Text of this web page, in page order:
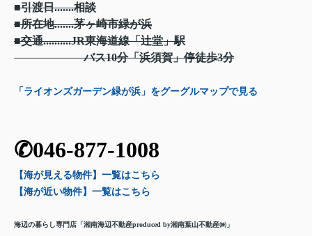
■引渡日.......相談
■所在地.......茅ヶ崎市緑が浜
■交通..........JR東海道線「辻堂」駅
バス10分「浜須賀」停徒歩3分
「ライオンズガーデン緑が浜」をグーグルマップで見る
✆046-877-1008
【海が見える物件】一覧はこちら
【海が近い物件】一覧はこちら
海辺の暮らし専門店「湘南海辺不動産produced by湘南葉山不動産㈱」